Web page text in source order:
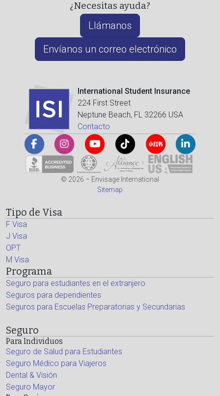
¿Necesitas ayuda?
Llámanos
Envíanos un correo electrónico
International Student Insurance
224 First Street
Neptune Beach, FL 32266 USA
Contacto
© 2026 – Envisage International
Sitemap
Tipo de Visa
F Visa
J Visa
OPT
M Visa
Programa
Seguro para estudiantes en el extranjero
Seguros para dependientes
Seguros para Escuelas Preparatorias y Secundarias
Seguro
Para Individuos
Seguro de Salud para Estudiantes
Seguro Médico para Viajeros
Dental & Visión
Seguro Mayor